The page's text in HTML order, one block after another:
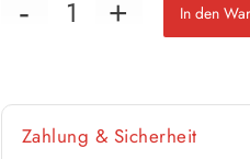
In den
Zahlung & Sicherheit